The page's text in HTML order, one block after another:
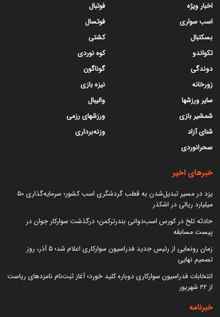
اخبار ویژه
اسب سواری
بسکتبال
تکواندو
دوندگی
زورخانه
سایر ورزشها
شمشیر بازی
شنای آزاد
صحرانوردی
فوتبال
فوتسال
کشتی
کوه نوردی
گوناگون
نیزه بازی
والیبال
ورزشهای رزمی
وزنه‌برداری
خبرهای اخیر
یزد در مسیر تبدیل‌شدن به قطب گردشگری اسب کشور؛ سرمایه‌گذاری ۵۰
میلیارد ریالی در اشکذر
حادثه تلخ در کورس اسب‌دوانی بندرترکمن؛ درگذشت سوارکار جوان در
پیست مسابقه
زمان رونمایی از رئیس جدید فدراسیون سوارکاری اعلام شد؛ ۵ آذر، روز
تصمیم نهایی
انتخابات فدراسیون سوارکاری دوباره کلید خورد؛ آغاز ثبت‌نام نامزدهای ریاست
از ۲۲ شهریور
خبرنامه